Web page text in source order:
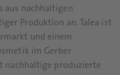
aus nachhaltigen
Produktion an. Talea ist
und einem
im Gerber
nachhaltige produzierte